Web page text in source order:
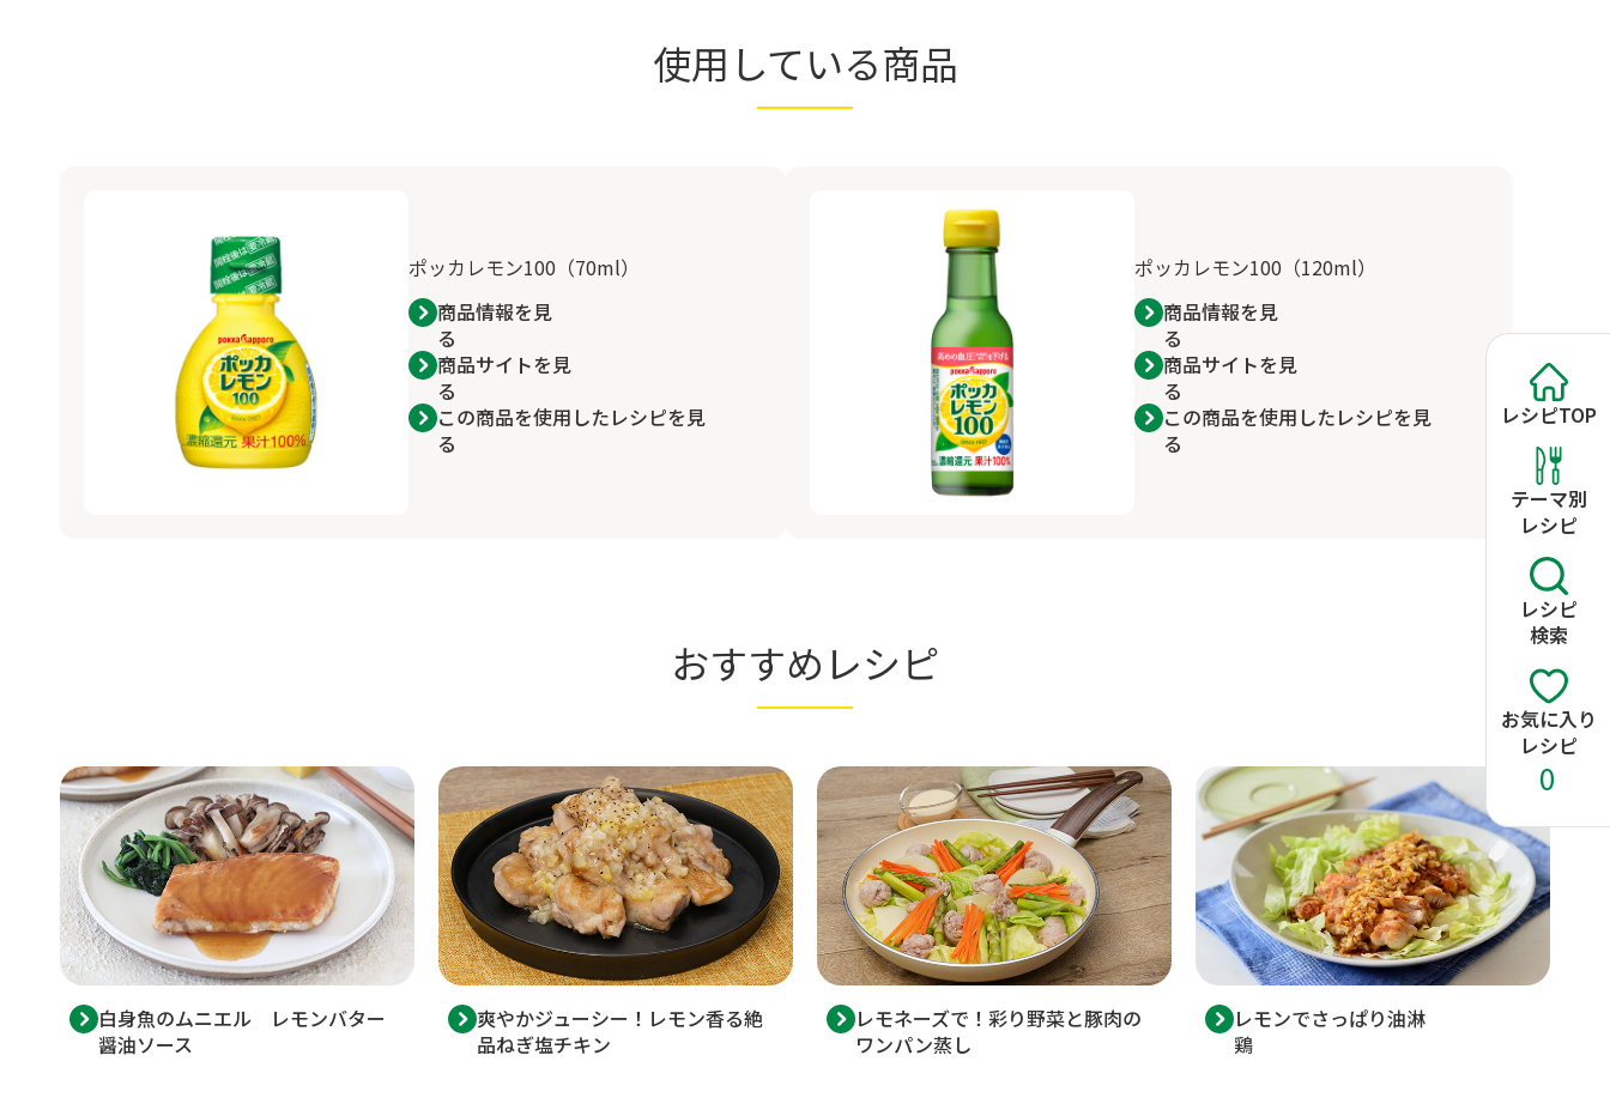
レシピTOP
テーマ別
レシピ
レシピ
検索
お気に入り
レシピ
0
使用している商品
ポッカレモン100（70ml）
商品情報を見
る
商品サイトを見
る
この商品を使用したレシピを見
る
ポッカレモン100（120ml）
商品情報を見
る
商品サイトを見
る
この商品を使用したレシピを見
る
おすすめレシピ
白身魚のムニエル レモンバター
醤油ソース
爽やかジューシー！レモン香る絶
品ねぎ塩チキン
レモネーズで！彩り野菜と豚肉の
ワンパン蒸し
レモンでさっぱり油淋
鶏